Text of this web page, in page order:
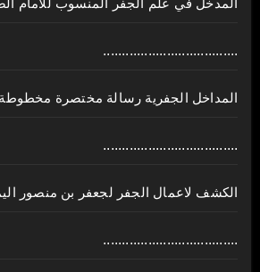
المدخل في علم الجفر المنسوب للامام
....................................
المداخل الجفرية رسالة مختصرة مخطوطة
....................................
الكشف لاعمال الجفر لجعفر بن منصور
....................................